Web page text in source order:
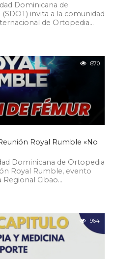
Dominicana de
invita a la comunidad
de Ortopedia...
870
Royal Rumble «No
Dominicana de Ortopedia
Royal Rumble, evento
Cibao...
964